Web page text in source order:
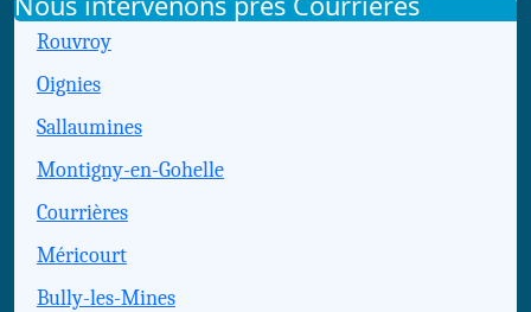
Rouvroy
Oignies
Sallaumines
Montigny-en-Gohelle
Courrières
Méricourt
Bully-les-Mines